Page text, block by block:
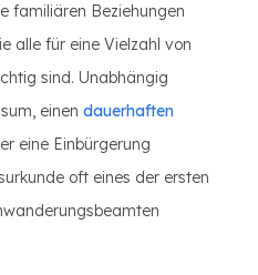
familiären Beziehungen
alle für eine Vielzahl von
sind. Unabhängig
einen dauerhaften
eine Einbürgerung
oft eines der ersten